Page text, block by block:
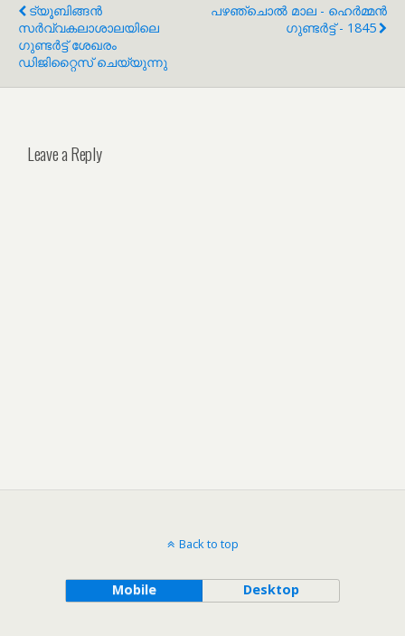
ട്യൂബിങ്ങൻ
സർവ്വകലാശാലയിലെ
ഗുണ്ടർട്ട് ശേഖരം
ഡിജിറ്റൈസ് ചെയ്യുന്നു
പഴഞ്ചൊൽ മാല - ഹെർമ്മൻ
ഗുണ്ടർട്ട് - 1845
Leave a Reply
Back to top
Mobile Desktop